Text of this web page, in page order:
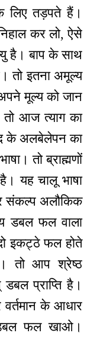
तड़पते हैं।
कर लो, ऐसे
है। बाप के साथ
तो इतना अमूल्य
मूल्य को जान
तो आज त्याग का
के अलबेलेपन का
तो ब्राह्मणों
यह चालू भाषा
संकल्प अलौकिक
डबल फल वाला
इकट्ठे फल होते
तो आप श्रेष्ठ
प्राप्ति है।
वर्तमान के आधार
डबल फल खाओ।